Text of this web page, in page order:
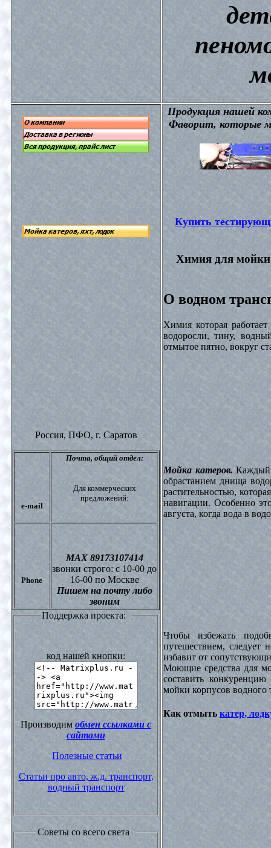
Россия, ПФО, г. Саратов
e-mail
Почта, общий отдел:
Для коммерческих
предложений:
Phone
МАХ 89173107414
звонки строго: с 10-00 до
16-00 по Москве
Пишем на почту либо
звоним
Поддержка проекта:
код нашей кнопки:
Производим обмен ссылками с
сайтами
Полезные статьи
Статьи про авто, ж.д. транспорт,
водный транспорт
Советы со всего света
Продукция нашей
Фаворит, которые
Купить
Химия для мойки
О водном
Химия которая
водоросли, тину,
отмытое пятно, вокруг
Мойка катеров.Каждый
обрастанием днища
растительностью,
навигации. Особенно
августа, когда вода в
Чтобы избежать
путешествием, следует
избавит от
Моющие средства для
составить
мойки корпусов водного
Как отмыть катер,